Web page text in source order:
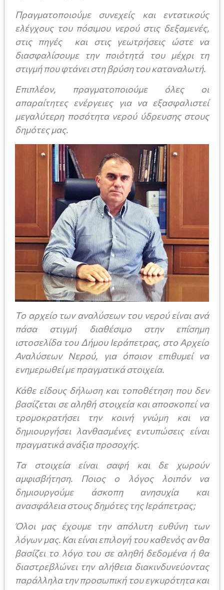
Πραγματοποιούμε συνεχείς και εντατικούς
ελέγχους του πόσιμου νερού στις δεξαμενές,
στις πηγές και στις γεωτρήσεις ώστε να
διασφαλίσουμε την ποιότητά του μέχρι τη
στιγμή που φτάνει στη βρύση του καταναλωτή.
Επιπλέον, πραγματοποιούμε όλες οι
απαραίτητες ενέργειες για να εξασφαλιστεί
μεγαλύτερη ποσότητα νερού ύδρευσης στους
δημότες μας.
Το αρχείο των αναλύσεων του νερού είναι ανά
πάσα στιγμή διαθέσιμο στην επίσημη
ιστοσελίδα του Δήμου Ιεράπετρας, στο Αρχείο
Αναλύσεων Νερού, για όποιον επιθυμεί να
ενημερωθεί με πραγματικά στοιχεία.
Κάθε είδους δήλωση και τοποθέτηση που δεν
βασίζεται σε αληθή στοιχεία και αποσκοπεί να
τρομοκρατήσει την κοινή γνώμη και να
δημιουργήσει λανθασμένες εντυπώσεις είναι
πραγματικά ανάξια προσοχής.
Τα στοιχεία είναι σαφή και δε χωρούν
αμφισβήτηση. Ποιος ο λόγος λοιπόν να
δημιουργούμε άσκοπη ανησυχία και
ανασφάλεια στους δημότες της Ιεράπετρας;
Όλοι μας έχουμε την απόλυτη ευθύνη των
λόγων μας. Και είναι επιλογή του καθενός αν θα
βασίζει το λόγο του σε αληθή δεδομένα ή θα
διαστρεβλώνει την αλήθεια διακινδυνεύοντας
παράλληλα την προσωπική του εγκυρότητα και